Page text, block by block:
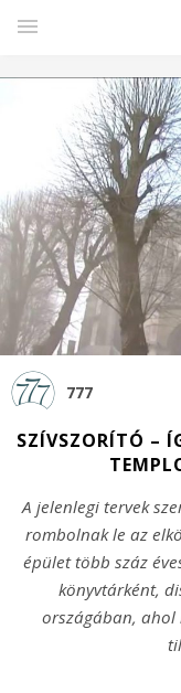
777
SZÍVSZORÍTÓ –
A jelenlegi tervek
rombolnak le az
épület több száz
könyvtárként,
országában,